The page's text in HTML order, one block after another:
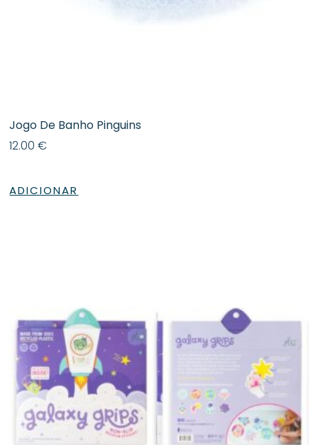
Jogo De Banho Pinguins
12.00€
ADICIONAR